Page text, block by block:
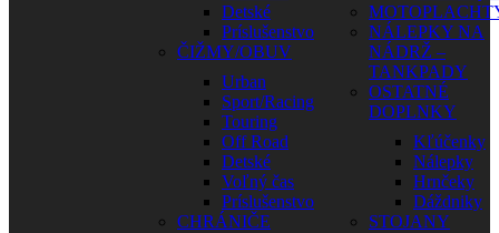
Detské
Príslušenstvo
ČIŽMY/OBUV
Urban
Sport/Racing
Touring
Off Road
Detské
Voľný čas
Príslušenstvo
CHRÁNIČE
NÁLEPKY NA
NÁDRŽ –
TANKPADY
OSTATNÉ
DOPLNKY
Kľúčenky
Nálepky
Hrnčeky
Dáždniky
STOJANY